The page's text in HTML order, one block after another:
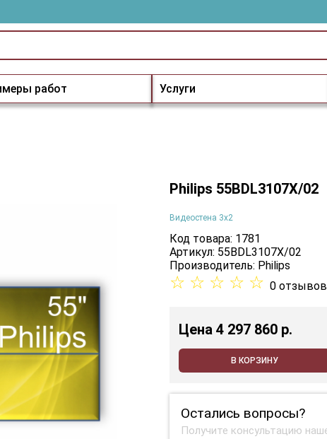
работ Услуги
Philips 55BDL3107X/02
Видеостена 3х2
Код товара: 1781
Артикул: 55BDL3107X/02
Производитель: Philips
☆ ☆ ☆ ☆ ☆ 0 отзывов
Цена4 297 860 p.
В КОРЗИНУ
Остались вопросы?
Получите консультацию